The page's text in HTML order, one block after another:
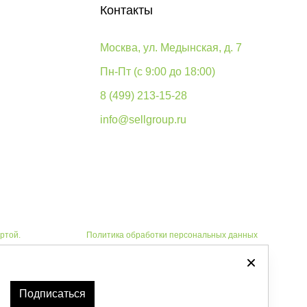
Контакты
Москва, ул. Медынская, д. 7
Пн-Пт (с 9:00 до 18:00)
8 (499) 213-15-28
info@sellgroup.ru
Политика обработки персональных данных
Автоматизировано -
Подписаться